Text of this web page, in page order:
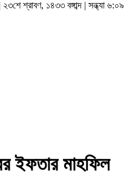
২৩শে শ্রাবণ, ১৪৩৩ বঙ্গাব্দ | সন্ধ্যা ৬:০৯
ইফতার মাহফিল